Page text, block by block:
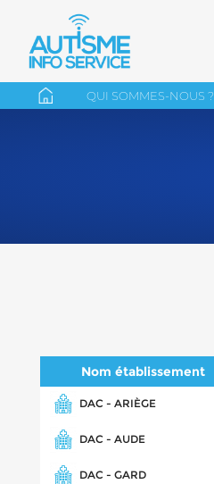
QUI SOMMES-NOUS ?
Nom établissement
DAC - ARIÈGE
DAC - AUDE
DAC - GARD